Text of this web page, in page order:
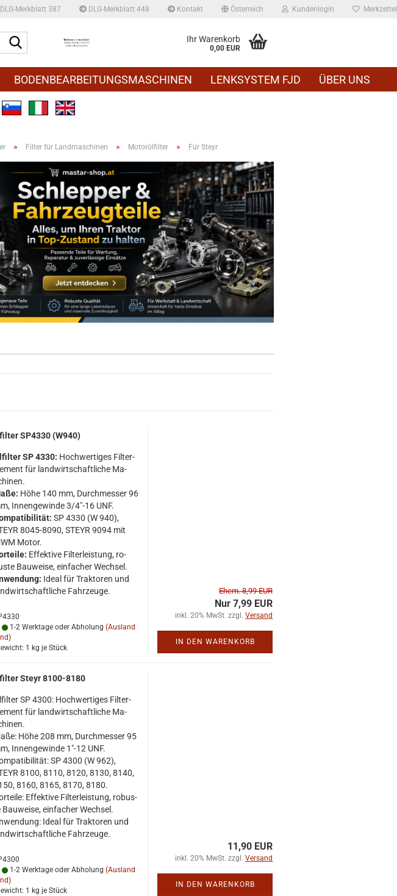
DLG-Merkblatt 387 DLG-Merkblatt 448 Kontakt Österreich Kundenlogin Merkzettel
Ihr Warenkorb
0,00 EUR
BODENBEARBEITUNGSMASCHINEN LENKSYSTEM FJD ÜBER UNS
» Filter für Landmaschinen » Motorölfilter » Für Steyr
SP4330 (W940)
SP 4330: Hoch­wer­ti­ges Fil­ter­
für land­wirt­schaft­li­che Ma­
Höhe 140 mm, Durch­mes­ser 96
In­nen­ge­win­de 3/4"-16 UNF.
SP 4330 (W 940),
8045-​8090, STEYR 9094 mit
Motor.
Ef­fek­ti­ve Fil­ter­leis­tung, ro­
Bau­wei­se, ein­fa­cher Wech­sel.
Ideal für Trak­to­ren und
Fahr­zeu­ge.
1-2 Werktage oder Abholung (Ausland
1 kg je Stück
Ehem. 8,99 EUR
Nur 7,99 EUR
inkl. 20% MwSt. zzgl.Versand
IN DEN WARENKORB
Steyr 8100-​8180
SP 4300: Hoch­wer­ti­ges Fil­ter­
für land­wirt­schaft­li­che Ma­
Höhe 208 mm, Durch­mes­ser 95
In­nen­ge­win­de 1"-12 UNF.
SP 4300 (W 962),
8100, 8110, 8120, 8130, 8140,
8160, 8165, 8170, 8180.
Ef­fek­ti­ve Fil­ter­leis­tung, ro­bus­
Bau­wei­se, ein­fa­cher Wech­sel.
Ideal für Trak­to­ren und
Fahr­zeu­ge.
1-2 Werktage oder Abholung (Ausland
1 kg je Stück
11,90 EUR
inkl. 20% MwSt. zzgl.Versand
IN DEN WARENKORB